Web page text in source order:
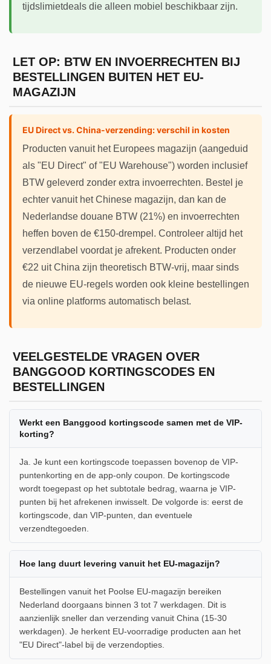
tijdslimietdeals die alleen mobiel beschikbaar zijn.
LET OP: BTW EN INVOERRECHTEN BIJ
BESTELLINGEN BUITEN HET EU-
MAGAZIJN
EU Direct vs. China-verzending: verschil in kosten
Producten vanuit het Europees magazijn (aangeduid
als "EU Direct" of "EU Warehouse") worden inclusief
BTW geleverd zonder extra invoerrechten. Bestel je
echter vanuit het Chinese magazijn, dan kan de
Nederlandse douane BTW (21%) en invoerrechten
heffen boven de €150-drempel. Controleer altijd het
verzendlabel voordat je afrekent. Producten onder
€22 uit China zijn theoretisch BTW-vrij, maar sinds
de nieuwe EU-regels worden ook kleine bestellingen
via online platforms automatisch belast.
VEELGESTELDE VRAGEN OVER
BANGGOOD KORTINGSCODES EN
BESTELLINGEN
Werkt een Banggood kortingscode samen met de VIP-
korting?
Ja. Je kunt een kortingscode toepassen bovenop de VIP-
puntenkorting en de app-only coupon. De kortingscode
wordt toegepast op het subtotale bedrag, waarna je VIP-
punten bij het afrekenen inwisselt. De volgorde is: eerst de
kortingscode, dan VIP-punten, dan eventuele
verzendtegoeden.
Hoe lang duurt levering vanuit het EU-magazijn?
Bestellingen vanuit het Poolse EU-magazijn bereiken
Nederland doorgaans binnen 3 tot 7 werkdagen. Dit is
aanzienlijk sneller dan verzending vanuit China (15-30
werkdagen). Je herkent EU-voorradige producten aan het
"EU Direct"-label bij de verzendopties.